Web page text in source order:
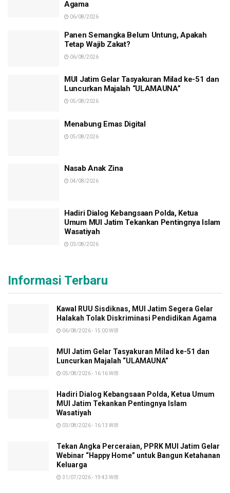
Agama
06/08/2026
Panen Semangka Belum Untung, Apakah
Tetap Wajib Zakat?
06/08/2026
MUI Jatim Gelar Tasyakuran Milad ke-51 dan
Luncurkan Majalah “ULAMAUNA”
05/08/2026
Menabung Emas Digital
05/08/2026
Nasab Anak Zina
04/08/2026
Hadiri Dialog Kebangsaan Polda, Ketua
Umum MUI Jatim Tekankan Pentingnya Islam
Wasatiyah
03/08/2026
Informasi Terbaru
Kawal RUU Sisdiknas, MUI Jatim Segera Gelar
Halakah Tolak Diskriminasi Pendidikan Agama
06/08/2026 - 15:00 WIB
MUI Jatim Gelar Tasyakuran Milad ke-51 dan
Luncurkan Majalah “ULAMAUNA”
05/08/2026 - 16:16 WIB
Hadiri Dialog Kebangsaan Polda, Ketua Umum
MUI Jatim Tekankan Pentingnya Islam
Wasatiyah
03/08/2026 - 16:13 WIB
Tekan Angka Perceraian, PPRK MUI Jatim Gelar
Webinar “Happy Home” untuk Bangun Ketahanan
Keluarga
31/07/2026 - 19:43 WIB